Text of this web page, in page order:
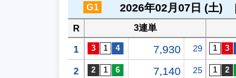
G1 2026年02月07日 (土)
R 3連単
1 7,930 29
2 7,140 25